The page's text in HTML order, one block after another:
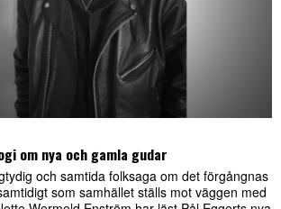
om nya och gamla gudar
och samtida folksaga om det förgångnas
som samhället ställs mot väggen med